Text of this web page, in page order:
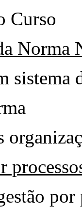
Curso
Norma
sistema
por